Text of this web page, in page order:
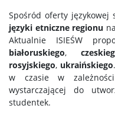
Spośród oferty
języki etniczne regionu
Aktualnie ISIEŚW
białoruskiego,
rosyjskiego, ukraińskiego
w czasie w
wystarczającej do
studentek.